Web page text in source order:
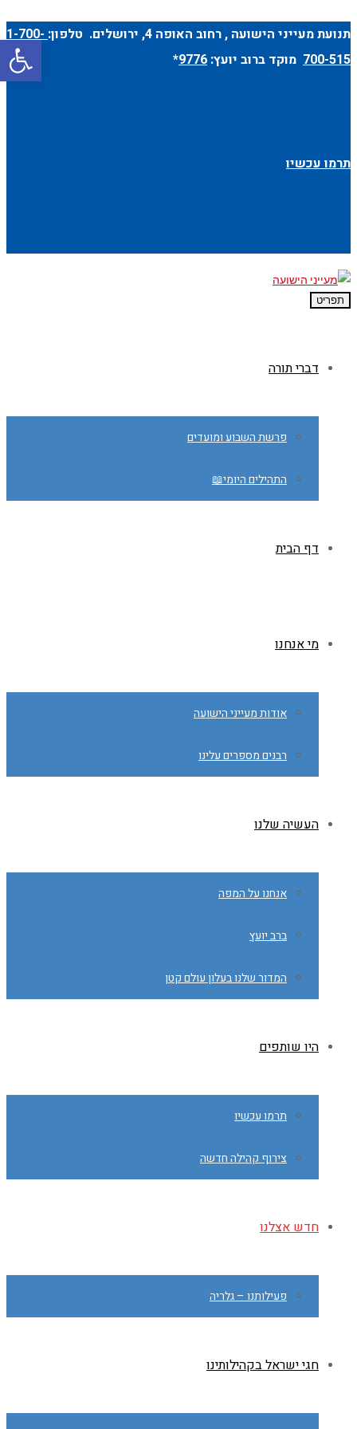
תנועת מעייני הישועה ,רחוב האופה 4 , ירושלים. טלפון: 1-700-
700-515 מוקד ברוב יועץ: 9776
*
תרמו עכשיו
תפריט
דברי תורה
פרשת השבוע ומועדים
התהילים היומי📖
דף הבית
מי אנחנו
אודות מעייני הישועה
רבנים מספרים עלינו
העשיה שלנו
אנחנו על המפה
ברב יועץ
המדור שלנו בעלון עולם קטן
היו שותפים
תרמו עכשיו
צירוף קהילה חדשה
חדש אצלנו
פעילותנו – גלריה
חגי ישראל בקהילותינו
פתח